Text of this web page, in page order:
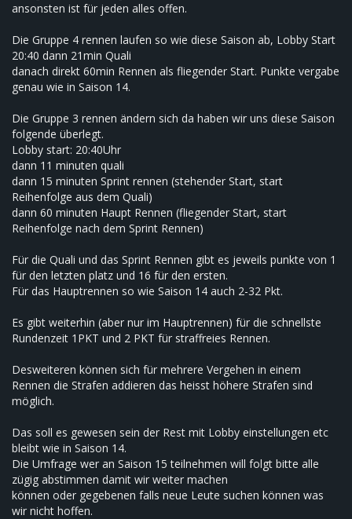
ansonsten ist für jeden alles offen.
Die Gruppe 4 rennen laufen so wie diese Saison ab, Lobby Start
20:40 dann 21min Quali
danach direkt 60min Rennen als fliegender Start. Punkte vergabe
genau wie in Saison 14.
Die Gruppe 3 rennen ändern sich da haben wir uns diese Saison
folgende überlegt.
Lobby start: 20:40Uhr
dann 11 minuten quali
dann 15 minuten Sprint rennen (stehender Start, start
Reihenfolge aus dem Quali)
dann 60 minuten Haupt Rennen (fliegender Start, start
Reihenfolge nach dem Sprint Rennen)
Für die Quali und das Sprint Rennen gibt es jeweils punkte von 1
für den letzten platz und 16 für den ersten.
Für das Hauptrennen so wie Saison 14 auch 2-32 Pkt.
Es gibt weiterhin (aber nur im Hauptrennen) für die schnellste
Rundenzeit 1PKT und 2 PKT für straffreies Rennen.
Desweiteren können sich für mehrere Vergehen in einem
Rennen die Strafen addieren das heisst höhere Strafen sind
möglich.
Das soll es gewesen sein der Rest mit Lobby einstellungen etc
bleibt wie in Saison 14.
Die Umfrage wer an Saison 15 teilnehmen will folgt bitte alle
zügig abstimmen damit wir weiter machen
können oder gegebenen falls neue Leute suchen können was
wir nicht hoffen.